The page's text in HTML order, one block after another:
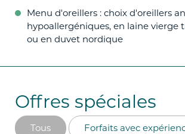
Menu d'oreillers : choix d'oreillers
hypoallergéniques, en laine vierge
ou en duvet nordique
Offres spéciales
Tous Forfaits avec